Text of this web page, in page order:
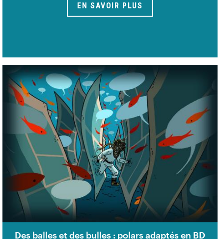
EN SAVOIR PLUS
Des balles et des bulles : polars adaptés en BD